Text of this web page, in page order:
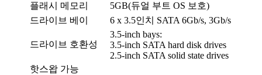
플래시 메모리
5GB(듀얼 부트 OS 보호)
드라이브 베이
6 x 3.5인치 SATA 6Gb/s, 3Gb/s
드라이브 호환성
3.5-inch bays:
3.5-inch SATA hard disk drives
2.5-inch SATA solid state drives
핫스왑 가능